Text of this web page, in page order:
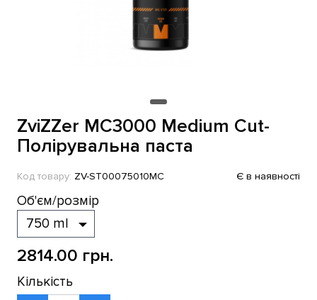
ZviZZer MC3000 Medium Cut-
Полірувальна паста
Код товару: ZV-ST00075010MC Є в наявності
Об'єм/розмір
2814.00 грн.
Кількість